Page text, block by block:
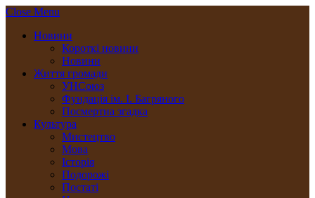
Close Menu
Новини
Короткі новини
Новини
Життя громади
УНСоюз
Фундація ім. І. Багряного
Посмертна згадка
Культура
Мистецтво
Мова
Історія
Подорожі
Постаті